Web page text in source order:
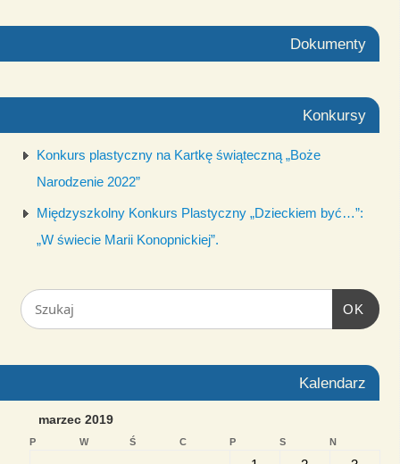
Dokumenty
Konkursy
Konkurs plastyczny na Kartkę świąteczną „Boże
Narodzenie 2022”
Międzyszkolny Konkurs Plastyczny „Dzieckiem być…”:
„W świecie Marii Konopnickiej”.
OK
Kalendarz
marzec 2019
P W Ś C P S N